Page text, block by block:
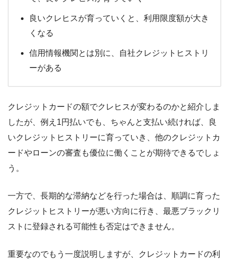
良いクレヒスが育っていくと、利用限度額が大き
くなる
信用情報機関とは別に、自社クレジットヒストリ
ーがある
クレジットカードの額でクレヒスが変わるのかと紹介しま
したが、例え1円払いでも、ちゃんと支払い続ければ、良
いクレジットヒストリーに育っていき、他のクレジットカ
ードやローンの審査も優位に働くことが期待できるでしょ
う。
一方で、長期的な滞納などを行った場合は、順調に育った
クレジットヒストリーが悪い方向に行き、最悪ブラックリ
ストに登録される可能性も否定はできません。
重要なのでもう一度説明しますが、クレジットカードの利